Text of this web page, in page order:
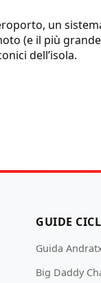
un
(e il più
dell’isola.
GUIDE
Guida
Big Daddy